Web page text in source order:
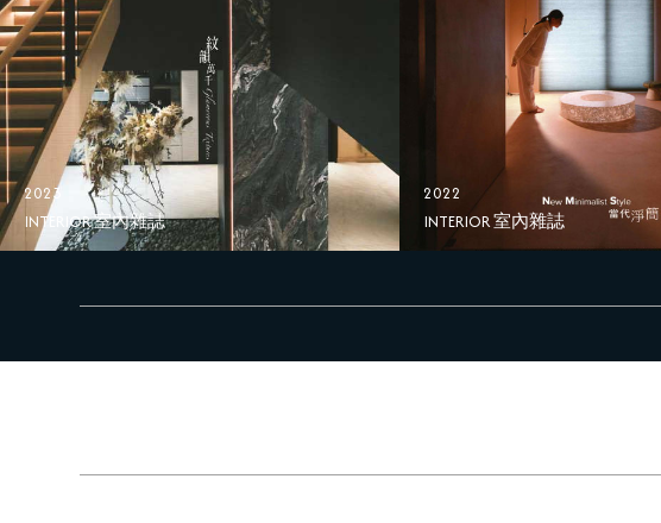
2023
INTERIOR 室內雜誌
2022
INTERIOR 室內雜誌